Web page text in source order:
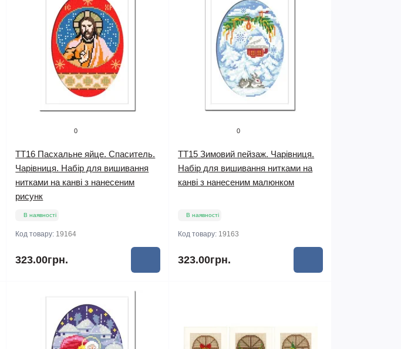
0
TT16 Пасхальне яйце. Спаситель.
Чарівниця. Набір для вишивання
нитками на канві з нанесеним
рисунк
В наявності
Код товару: 19164
323.00грн.
0
TT15 Зимовий пейзаж. Чарівниця.
Набір для вишивання нитками на
канві з нанесеним малюнком
В наявності
Код товару: 19163
323.00грн.